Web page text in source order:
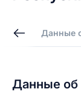
Данные
Данные об